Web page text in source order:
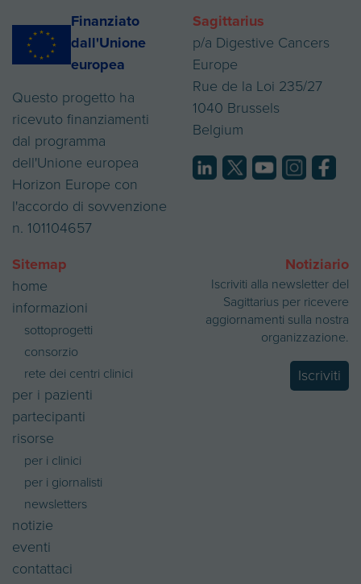
Finanziato
dall'Unione
europea
Questo progetto ha
ricevuto finanziamenti
dal programma
dell'Unione europea
Horizon Europe con
l'accordo di sovvenzione
n. 101104657
Sagittarius
p/a Digestive Cancers
Europe
Rue de la Loi 235/27
1040 Brussels
Belgium
Sitemap
home
informazioni
sottoprogetti
consorzio
rete dei centri clinici
per i pazienti
partecipanti
risorse
per i clinici
per i giornalisti
newsletters
notizie
eventi
contattaci
Notiziario
Iscriviti alla newsletter del
Sagittarius per ricevere
aggiornamenti sulla nostra
organizzazione.
Iscriviti